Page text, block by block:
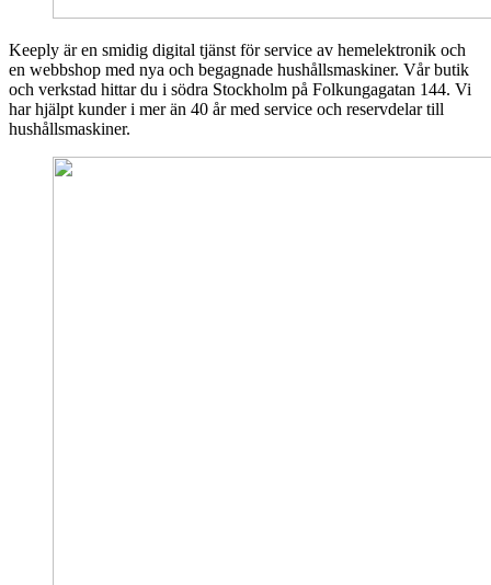
Keeply är en smidig digital tjänst för service av hemelektronik och
en webbshop med nya och begagnade hushållsmaskiner. Vår butik
och verkstad hittar du i södra Stockholm på Folkungagatan 144. Vi
har hjälpt kunder i mer än 40 år med service och reservdelar till
hushållsmaskiner.